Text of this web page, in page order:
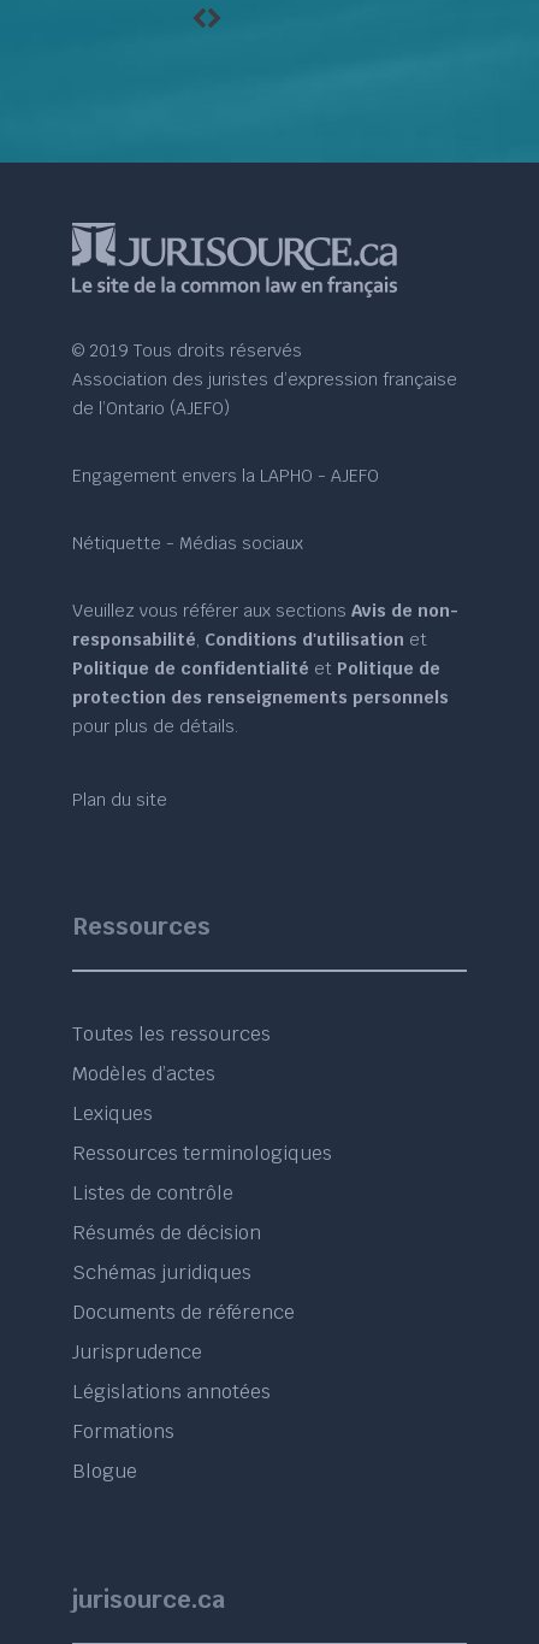
© 2019 Tous droits réservés
Association des juristes d’expression française
de l’Ontario (AJEFO)
Engagement envers la LAPHO - AJEFO
Nétiquette - Médias sociaux
Veuillez vous référer aux sectionsAvis de non-
responsabilité, Conditions d'utilisation et
Politique de confidentialité et Politique de
protection des renseignements personnels
pour plus de détails.
Plan du site
Ressources
Toutes les ressources
Modèles d’actes
Lexiques
Ressources terminologiques
Listes de contrôle
Résumés de décision
Schémas juridiques
Documents de référence
Jurisprudence
Législations annotées
Formations
Blogue
jurisource.ca